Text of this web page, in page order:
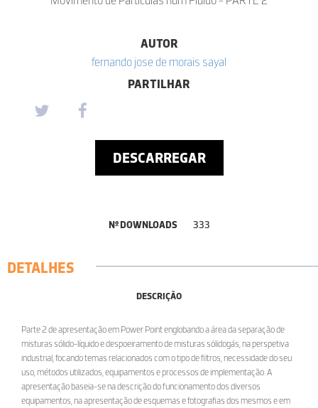
AUTOR
fernando jose de morais sayal
PARTILHAR
DESCARREGAR
Nº DOWNLOADS 333
DETALHES
DESCRIÇÃO
Parte 2 de apresentação em Power Point englobando a área da separação de
misturas sólido-líquido e despoeiramento de misturas sólidogás, na perspetiva
industrial, focando temas relacionados com o tipo de filtros, necessidade do seu
uso, métodos utilizados, equipamentos e processos de implementação. A
apresentação baseia-se na descrição do funcionamento dos diversos
equipamentos, na apresentação de esquemas e fotografias dos mesmos e em